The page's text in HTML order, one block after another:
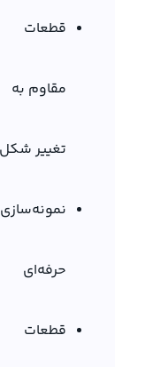
قطعات
مقاوم به
تغییر شکل
نمونه‌سازی
حرفه‌ای
قطعات